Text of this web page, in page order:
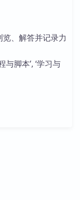
、解答并记录力
与脚本’, ‘学习与